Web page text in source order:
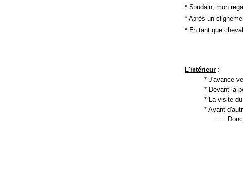
* Soudain, mon
* Après un
* En tant que
L'intérieur :
* J'avance
* Devant la
* La visite
* Ayant
......